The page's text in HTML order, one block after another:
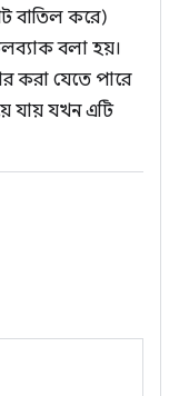
বাতিল করে)
বলা হয়।
করা যেতে পারে
যায় যখন এটি